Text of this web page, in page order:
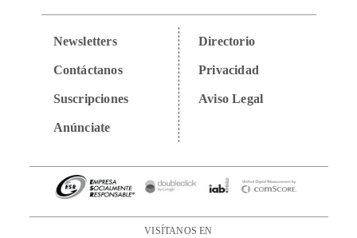
Newsletters
Contáctanos
Suscripciones
Anúnciate
Directorio
Privacidad
Aviso Legal
VISÍTANOS EN